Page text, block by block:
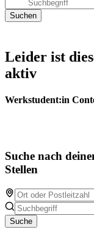
Leider ist
aktiv
Werkstudent:in
Suche nach
Stellen
Suche